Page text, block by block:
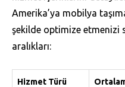
Amerika’ya mobilya
şekilde optimize etmenizi
aralıkları:
Hizmet Türü